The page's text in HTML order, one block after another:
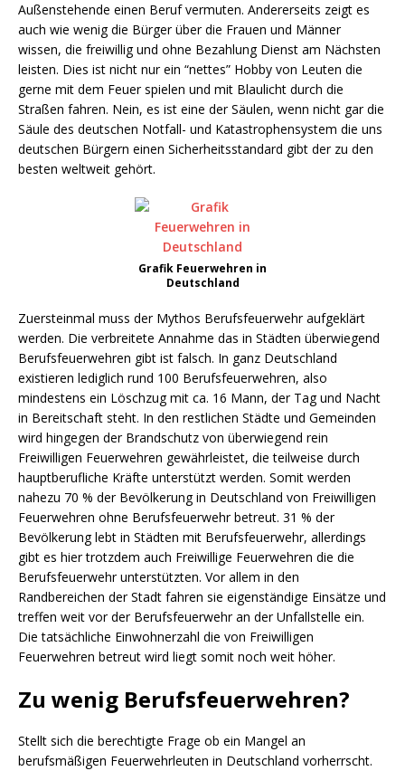
Außenstehende einen Beruf vermuten. Andererseits zeigt es
auch wie wenig die Bürger über die Frauen und Männer
wissen, die freiwillig und ohne Bezahlung Dienst am Nächsten
leisten. Dies ist nicht nur ein “nettes” Hobby von Leuten die
gerne mit dem Feuer spielen und mit Blaulicht durch die
Straßen fahren. Nein, es ist eine der Säulen, wenn nicht gar die
Säule des deutschen Notfall- und Katastrophensystem die uns
deutschen Bürgern einen Sicherheitsstandard gibt der zu den
besten weltweit gehört.
Grafik Feuerwehren in
Deutschland
Zuersteinmal muss der Mythos Berufsfeuerwehr aufgeklärt
werden. Die verbreitete Annahme das in Städten überwiegend
Berufsfeuerwehren gibt ist falsch. In ganz Deutschland
existieren lediglich rund 100 Berufsfeuerwehren, also
mindestens ein Löschzug mit ca. 16 Mann, der Tag und Nacht
in Bereitschaft steht. In den restlichen Städte und Gemeinden
wird hingegen der Brandschutz von überwiegend rein
Freiwilligen Feuerwehren gewährleistet, die teilweise durch
hauptberufliche Kräfte unterstützt werden. Somit werden
nahezu 70 % der Bevölkerung in Deutschland von Freiwilligen
Feuerwehren ohne Berufsfeuerwehr betreut. 31 % der
Bevölkerung lebt in Städten mit Berufsfeuerwehr, allerdings
gibt es hier trotzdem auch Freiwillige Feuerwehren die die
Berufsfeuerwehr unterstützten. Vor allem in den
Randbereichen der Stadt fahren sie eigenständige Einsätze und
treffen weit vor der Berufsfeuerwehr an der Unfallstelle ein.
Die tatsächliche Einwohnerzahl die von Freiwilligen
Feuerwehren betreut wird liegt somit noch weit höher.
Zu wenig Berufsfeuerwehren?
Stellt sich die berechtigte Frage ob ein Mangel an
berufsmäßigen Feuerwehrleuten in Deutschland vorherrscht.